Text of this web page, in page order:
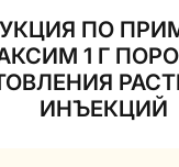
ПО
1 Г
ИНЪЕКЦИЙ